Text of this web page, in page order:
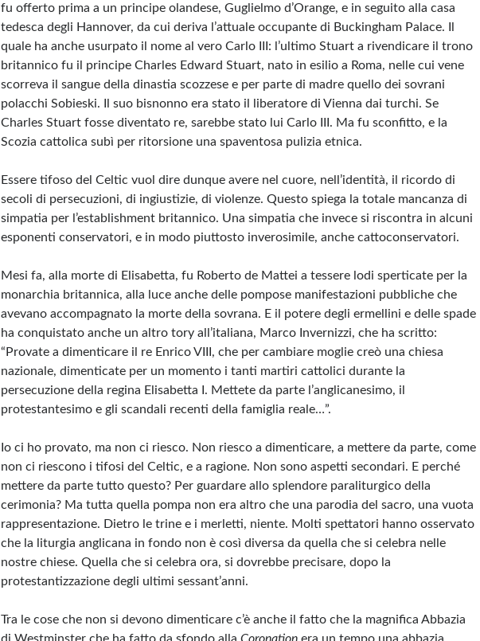
fu offerto prima a un principe olandese, Guglielmo d’Orange, e in seguito alla casa
tedesca degli Hannover, da cui deriva l’attuale occupante di Buckingham Palace. Il
quale ha anche usurpato il nome al vero Carlo III: l’ultimo Stuart a rivendicare il trono
britannico fu il principe Charles Edward Stuart, nato in esilio a Roma, nelle cui vene
scorreva il sangue della dinastia scozzese e per parte di madre quello dei sovrani
polacchi Sobieski. Il suo bisnonno era stato il liberatore di Vienna dai turchi. Se
Charles Stuart fosse diventato re, sarebbe stato lui Carlo III. Ma fu sconfitto, e la
Scozia cattolica subì per ritorsione una spaventosa pulizia etnica.
Essere tifoso del Celtic vuol dire dunque avere nel cuore, nell’identità, il ricordo di
secoli di persecuzioni, di ingiustizie, di violenze. Questo spiega la totale mancanza di
simpatia per l’establishment britannico. Una simpatia che invece si riscontra in alcuni
esponenti conservatori, e in modo piuttosto inverosimile, anche cattoconservatori.
Mesi fa, alla morte di Elisabetta, fu Roberto de Mattei a tessere lodi sperticate per la
monarchia britannica, alla luce anche delle pompose manifestazioni pubbliche che
avevano accompagnato la morte della sovrana. E il potere degli ermellini e delle spade
ha conquistato anche un altro tory all’italiana, Marco Invernizzi, che ha scritto:
“Provate a dimenticare il re Enrico VIII, che per cambiare moglie creò una chiesa
nazionale, dimenticate per un momento i tanti martiri cattolici durante la
persecuzione della regina Elisabetta I. Mettete da parte l’anglicanesimo, il
protestantesimo e gli scandali recenti della famiglia reale…”.
Io ci ho provato, ma non ci riesco. Non riesco a dimenticare, a mettere da parte, come
non ci riescono i tifosi del Celtic, e a ragione. Non sono aspetti secondari. E perché
mettere da parte tutto questo? Per guardare allo splendore paraliturgico della
cerimonia? Ma tutta quella pompa non era altro che una parodia del sacro, una vuota
rappresentazione. Dietro le trine e i merletti, niente. Molti spettatori hanno osservato
che la liturgia anglicana in fondo non è così diversa da quella che si celebra nelle
nostre chiese. Quella che si celebra ora, si dovrebbe precisare, dopo la
protestantizzazione degli ultimi sessant’anni.
Tra le cose che non si devono dimenticare c’è anche il fatto che la magnifica Abbazia